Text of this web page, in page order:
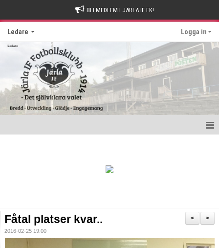
BLI MEDLEM I JÄRLA IF FK!
Ledare Logga in
Domare
>
<
Fåtal platser kvar..
2016-02-25 19:00